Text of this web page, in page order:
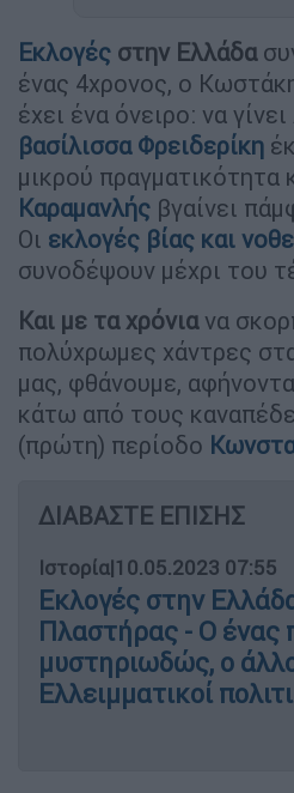
Εκλογές στην Ελλάδα
ένας 4χρονος, ο
έχει ένα όνειρο: να
βασίλισσα Φρειδερίκη
μικρού πραγματικότητα
Καραμανλής βγαίνει
Οι εκλογές βίας και
συνοδέψουν μέχρι του
Και με τα χρόνιανα
πολύχρωμες χάντρες
μας, φθάνουμε,
κάτω από τους
(πρώτη) περίοδο
ΔΙΑΒΑΣΤΕ ΕΠΙΣΗΣ
Ιστορία|10.05.2023 07:55
Εκλογές στην
Πλαστήρας - Ο ένας
μυστηριωδώς, ο
Ελλειμματικοί